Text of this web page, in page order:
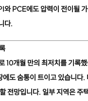
PCE에도 압력이 전이될
다.
개월 만의 최저치를 기록
도 숨통이 트이고 있습니다
전망입니다. 일부 지역은 주